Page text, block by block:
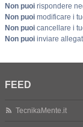
Non puoi rispondere
Non puoi modificare i
Non puoi cancellare i
Non puoi inviare
FEED
TecnikaMente.it